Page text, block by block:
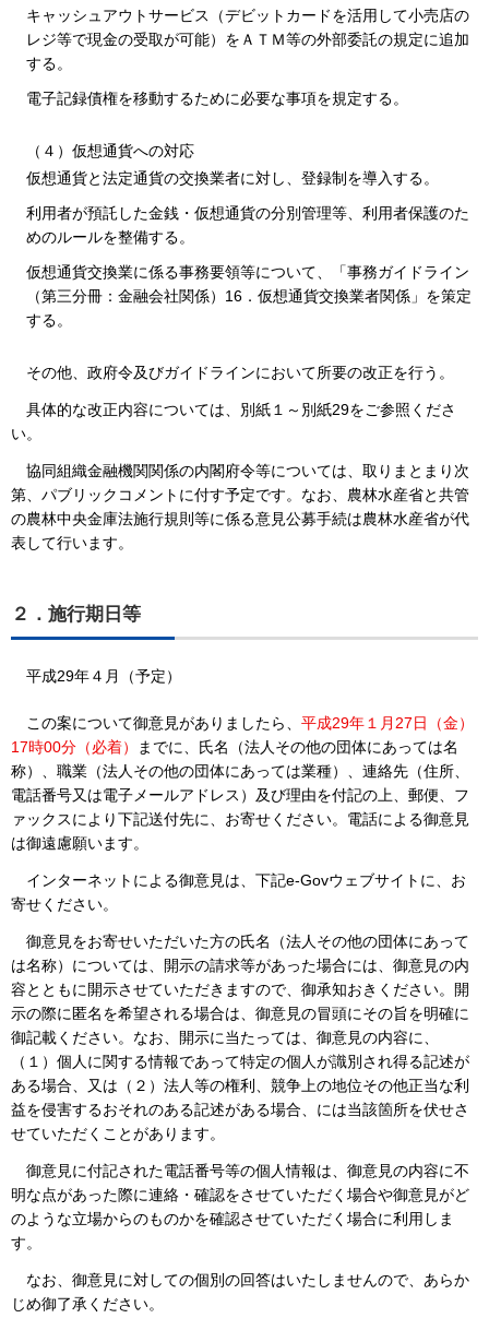
キャッシュアウトサービス（デビットカードを活用して小売店の
レジ等で現金の受取が可能）をＡＴＭ等の外部委託の規定に追加
する。
電子記録債権を移動するために必要な事項を規定する。
（４）仮想通貨への対応
仮想通貨と法定通貨の交換業者に対し、登録制を導入する。
利用者が預託した金銭・仮想通貨の分別管理等、利用者保護のた
めのルールを整備する。
仮想通貨交換業に係る事務要領等について、「事務ガイドライン
（第三分冊：金融会社関係）16．仮想通貨交換業者関係」を策定
する。
その他、政府令及びガイドラインにおいて所要の改正を行う。
具体的な改正内容については、別紙１～別紙29をご参照くださ
い。
協同組織金融機関関係の内閣府令等については、取りまとまり次
第、パブリックコメントに付す予定です。なお、農林水産省と共管
の農林中央金庫法施行規則等に係る意見公募手続は農林水産省が代
表して行います。
２．施行期日等
平成29年４月（予定）
この案について御意見がありましたら、 平成29年１月27日（金）
17時00分（必着）
までに、氏名（法人その他の団体にあっては名
称）、職業（法人その他の団体にあっては業種）、連絡先（住所、
電話番号又は電子メールアドレス）及び理由を付記の上、郵便、フ
ァックスにより下記送付先に、お寄せください。電話による御意見
は御遠慮願います。
インターネットによる御意見は、下記e-Govウェブサイトに、お
寄せください。
御意見をお寄せいただいた方の氏名（法人その他の団体にあって
は名称）については、開示の請求等があった場合には、御意見の内
容とともに開示させていただきますので、御承知おきください。開
示の際に匿名を希望される場合は、御意見の冒頭にその旨を明確に
御記載ください。なお、開示に当たっては、御意見の内容に、
（１）個人に関する情報であって特定の個人が識別され得る記述が
ある場合、又は（２）法人等の権利、競争上の地位その他正当な利
益を侵害するおそれのある記述がある場合、には当該箇所を伏せさ
せていただくことがあります。
御意見に付記された電話番号等の個人情報は、御意見の内容に不
明な点があった際に連絡・確認をさせていただく場合や御意見がど
のような立場からのものかを確認させていただく場合に利用しま
す。
なお、御意見に対しての個別の回答はいたしませんので、あらか
じめ御了承ください。